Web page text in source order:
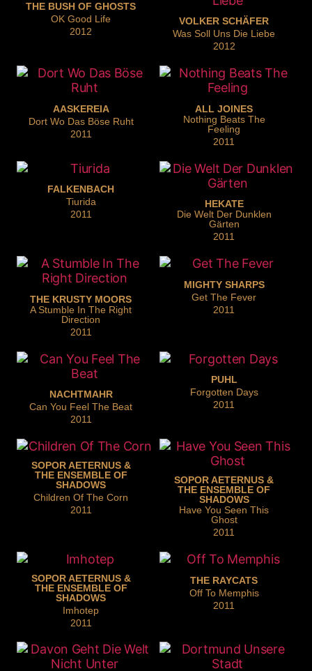
THE BUSH OF GHOSTS
OK Good Life
2012
VOLKER SCHÄFER
Was Soll Uns Die Liebe
2012
AASKEREIA
Dort Wo Das Böse Ruht
2011
ALL JOINES
Nothing Beats The
Feeling
2011
FALKENBACH
Tiurida
2011
HEKATE
Die Welt Der Dunklen
Gärten
2011
THE KRUSTY MOORS
A Stumble In The Right
Direction
2011
MIGHTY SHARPS
Get The Fever
2011
NACHTMAHR
Can You Feel The Beat
2011
PUHL
Forgotten Days
2011
SOPOR AETERNUS &
THE ENSEMBLE OF
SHADOWS
Children Of The Corn
2011
SOPOR AETERNUS &
THE ENSEMBLE OF
SHADOWS
Have You Seen This
Ghost
2011
SOPOR AETERNUS &
THE ENSEMBLE OF
SHADOWS
Imhotep
2011
THE RAYCATS
Off To Memphis
2011